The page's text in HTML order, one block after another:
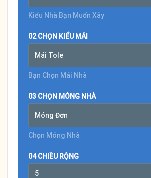
Kiểu Nhà Bạn Muốn Xây
02 CHỌN KIỂU MÁI
Mái Tole
Bạn Chọn Mái Nhà
03 CHỌN MÓNG NHÀ
Móng Đơn
Chọn Móng Nhà
04 CHIỀU RỘNG